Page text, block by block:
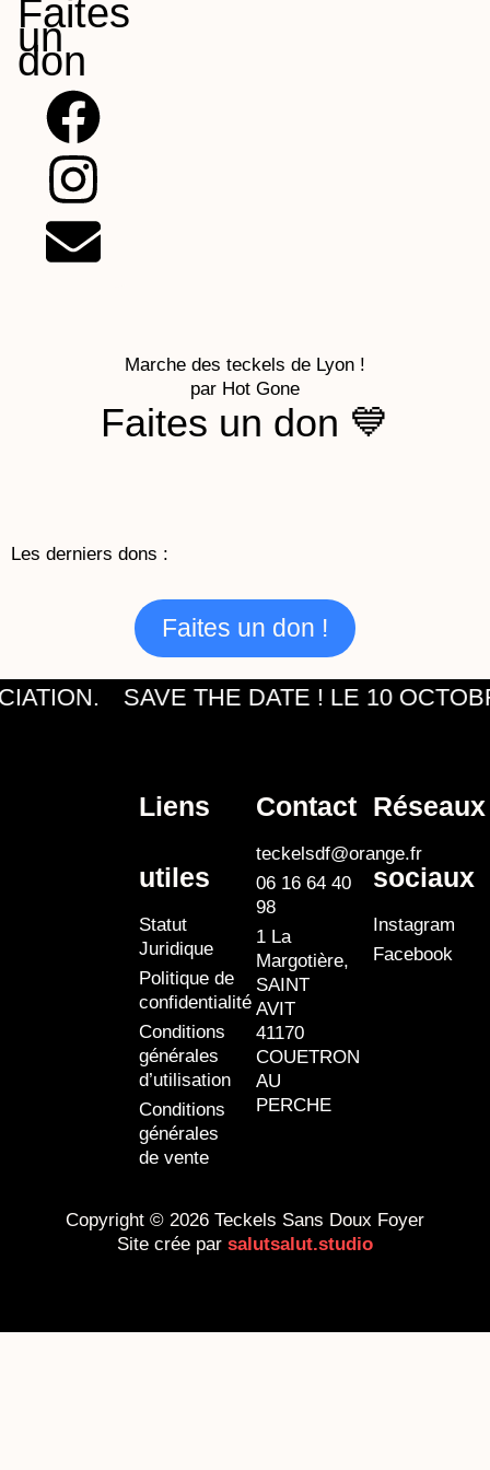
Faites
un
don
F
a
c
e
I
n
s
t
m
E
n
v
e
Marche des teckels de Lyon !
par Hot Gone
Faites un don 💙
Les derniers dons :
Faites un don !
SAVE THE DATE ! LE 10
Liens
utiles
Statut
Juridique
Politique de
confidentialité
Conditions
générales
d’utilisation
Conditions
générales
de vente
Contact
teckelsdf@orange.fr
06 16 64 40
98
1 La
Margotière,
SAINT
AVIT
41170
COUETRON
AU
PERCHE
Réseaux
sociaux
Instagram
Facebook
Copyright © 2026 Teckels Sans Doux Foyer
Site crée par salutsalut.studio